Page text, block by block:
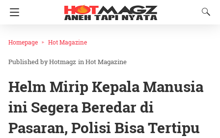
Homepage Hot Magazine
Hotmagz inHot Magazine
Helm Mirip Kepala Manusia
ini Segera Beredar di
Pasaran, Polisi Bisa Tertipu